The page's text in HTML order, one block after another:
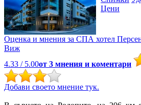
Цени
Оценка и мнения за СПА хотел
Виж
4.33 / 5.00от 3 мнения и коментари
Добави своето мнение тук.